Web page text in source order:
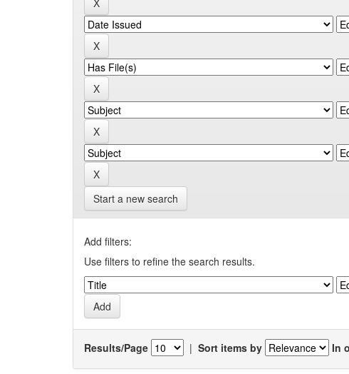
Start a new search
Add filters:
Use filters to refine the search results.
Results/Page | Sort items by In